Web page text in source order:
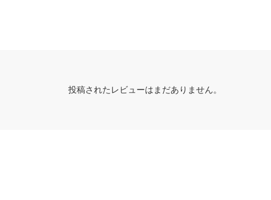
投稿されたレビューはまだありません。